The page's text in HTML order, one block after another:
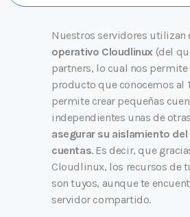
Nuestros servidores utilizan
operativo Cloudlinux (del
partners, lo cual nos permite
producto que conocemos al
permite crear pequeñas
independientes unas de
asegurar su aislamiento
cuentas. Es decir, que
Cloudlinux, los recursos de
son tuyos, aunque te
servidor compartido.